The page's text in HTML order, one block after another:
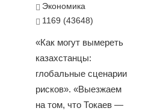
Экономика
1169 (43648)
«Как могут вымереть
казахстанцы:
глобальные сценарии
рисков». «Выезжаем
на том, что Токаев —